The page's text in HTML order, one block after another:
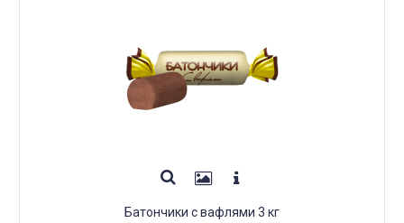
Батончики с вафлями 3 кг